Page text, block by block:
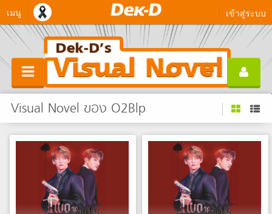
เมนู เข้าสู่ระบบ
Visual Novel ของ O2Blp